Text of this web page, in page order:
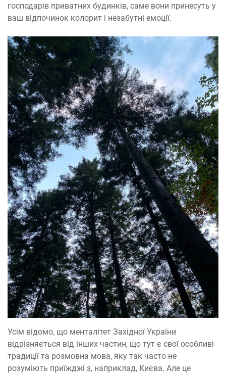
господарів приватних будинків, саме вони принесуть у
ваш відпочинок колорит і незабутні емоції.
Усім відомо, що менталітет Західної України
відрізняється від інших частин, що тут є свої особливі
традиції та розмовна мова, яку так часто не
розуміють приїжджі з, наприклад, Києва. Але це